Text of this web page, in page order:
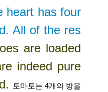
heart has four
All of the res
are loaded
indeed pure
토마토는 4개의 방을